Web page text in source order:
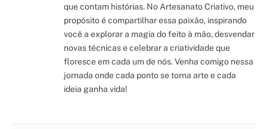
que contam histórias. No Artesanato Criativo, meu
propósito é compartilhar essa paixão, inspirando
você a explorar a magia do feito à mão, desvendar
novas técnicas e celebrar a criatividade que
floresce em cada um de nós. Venha comigo nessa
jornada onde cada ponto se torna arte e cada
ideia ganha vida!